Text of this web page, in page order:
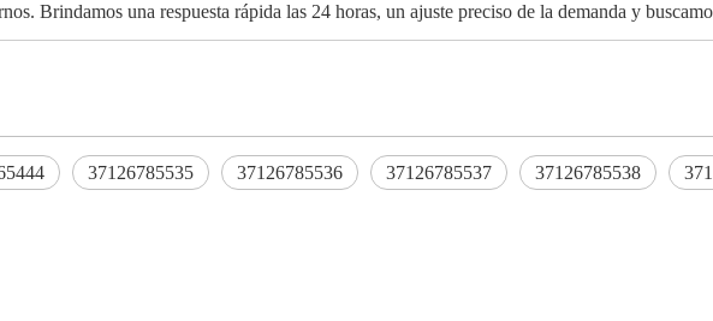
Brindamos una respuesta rápida las 24 horas, un ajuste preciso de la demanda y
37126785535 37126785536 37126785537 37126785538